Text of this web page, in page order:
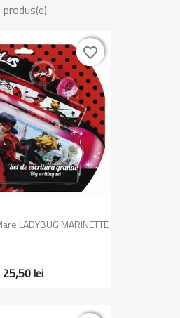
LADYBUG MARINETTE
25,50 lei
favorite_border
favorite_border